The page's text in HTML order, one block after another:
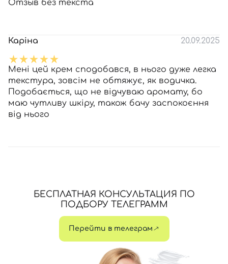
Отзыв без текста
Каріна 20.09.2025
Мені цей крем сподобався, в нього дуже легка
текстура, зовсім не обтяжує, як водичка.
Подобається, що не відчуваю аромату, бо
маю чутливу шкіру, також бачу заспокоєння
від нього
БЕСПЛАТНАЯ КОНСУЛЬТАЦИЯ ПО
ПОДБОРУ ТЕЛЕГРАММ
Перейти в телеграм